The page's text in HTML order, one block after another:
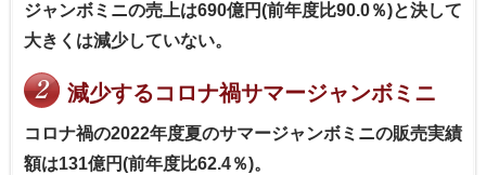
ジャンボミニの売上は690億円(前年度比90.0％)と決して
大きくは減少していない。
減少するコロナ禍サマージャンボミニ
コロナ禍の2022年度夏のサマージャンボミニの販売実績
額は131億円(前年度比62.4％)。